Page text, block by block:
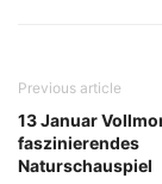
Previous article
13 Januar
faszinierendes
Naturschauspiel